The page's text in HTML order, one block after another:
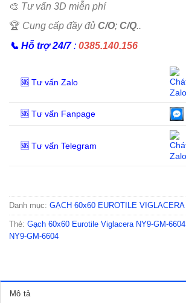
🎨 Tư vấn 3D miễn phí
🏆 Cung cấp đầy đủ C/O; C/Q..
📞 Hỗ trợ 24/7: 0385.140.156
🆘 Tư vấn Zalo
🆘 Tư vấn Fanpage
🆘 Tư vấn Telegram
Danh mục: GẠCH 60x60 EUROTILE VIGLACERA
Thẻ: Gạch 60x60 Eurotile Viglacera NY9-GM-6604
NY9-GM-6604
Mô tả